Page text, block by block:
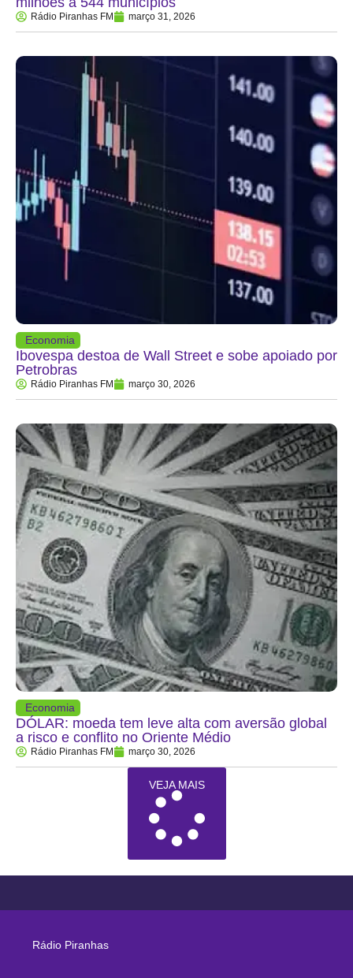
Rádio Piranhas FM março 31, 2026
Economia
Ibovespa destoa de Wall Street e sobe apoiado por
Petrobras
Rádio Piranhas FM março 30, 2026
Economia
DÓLAR: moeda tem leve alta com aversão global
a risco e conflito no Oriente Médio
Rádio Piranhas FM março 30, 2026
VEJA MAIS
Rádio Piranhas